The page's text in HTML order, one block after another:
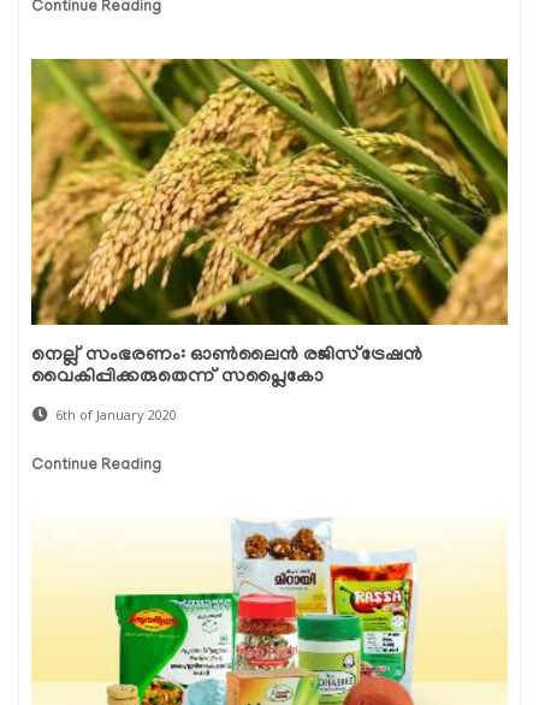
Continue Reading
നെല്ല് സംഭരണം: ഓണ്‍ലൈന്‍ രജിസ്‌ട്രേഷന്‍
വൈകിപ്പിക്കരുതെന്ന് സപ്ലൈകോ
6th of January 2020
Continue Reading